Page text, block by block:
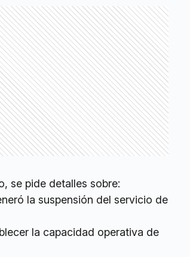
se pide detalles sobre:
la suspensión del servicio de
la capacidad operativa de